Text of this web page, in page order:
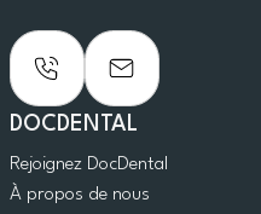
DOCDENTAL
Rejoignez DocDental
À propos de nous